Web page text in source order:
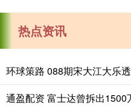
热点资讯
环球策路 088期宋大江大乐